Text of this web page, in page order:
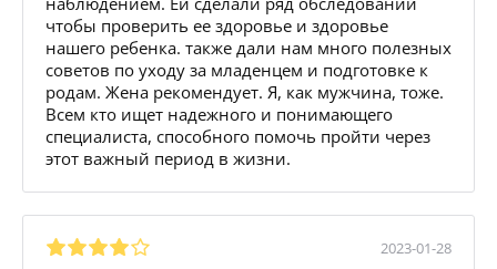
чтобы проверить ее здоровье и здоровье
нашего ребенка. также дали нам много полезных
советов по уходу за младенцем и подготовке к
родам. Жена рекомендует. Я, как мужчина, тоже.
Всем кто ищет надежного и понимающего
специалиста, способного помочь пройти через
этот важный период в жизни.
2023-01-28